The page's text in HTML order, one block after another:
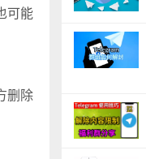
可能
删除